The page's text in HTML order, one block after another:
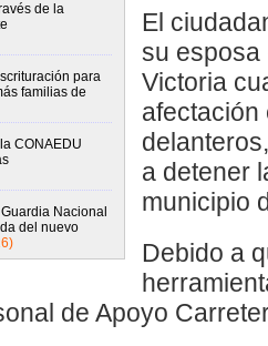
de la
para
familias de
CONAEDU
Nacional
del nuevo
El
su esposa
Victoria
afectación
a detener
municipio
Debido a
de Apoyo